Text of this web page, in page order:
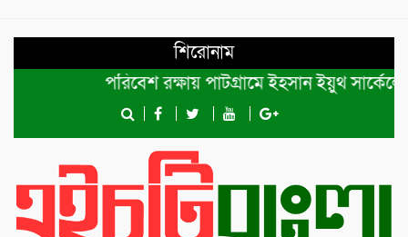
শিরোনাম
পরিবেশ রক্ষায় পাটগ্রামে ইহসান ইয়ুথ সার্কেলের